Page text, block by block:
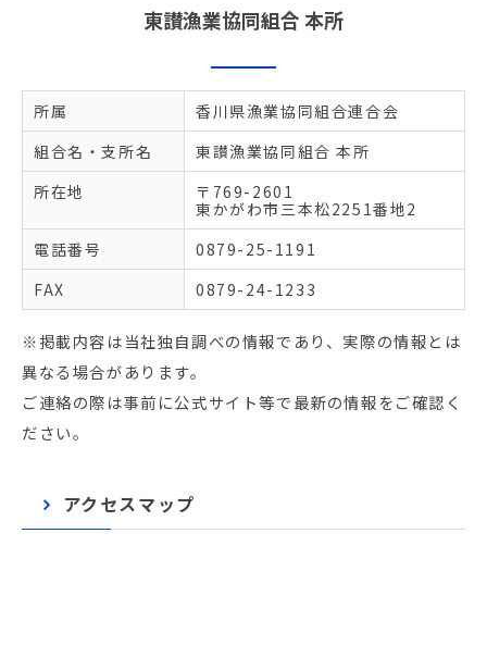
東讃漁業協同組合 本所
所属
香川県漁業協同組合連合会
組合名・支所名
東讃漁業協同組合 本所
所在地
〒769-2601
東かがわ市三本松2251番地2
電話番号
0879-25-1191
FAX
0879-24-1233
※掲載内容は当社独自調べの情報であり、実際の情報とは
異なる場合があります。
ご連絡の際は事前に公式サイト等で最新の情報をご確認く
ださい。
アクセスマップ